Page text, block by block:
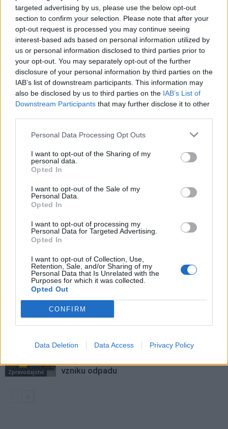
targeted advertising by us, please use the below opt-out
section to confirm your selection. Please note that after your
opt-out request is processed you may continue seeing
interest-based ads based on personal information utilized by
us or personal information disclosed to third parties prior to
your opt-out. You may separately opt-out of the further
disclosure of your personal information by third parties on the
IAB’s list of downstream participants. This information may
also be disclosed by us to third parties on the IAB’s List of
Downstream Participants that may further disclose it to other
Personal Data Processing Opt Outs
I want to opt-out of the Sharing of my
personal data.
Opted In
I want to opt-out of the Sale of my
Personal Data.
Opted In
I want to opt-out of processing my
Personal Data for Targeted Advertising.
Opted In
I want to opt-out of Collection, Use,
Retention, Sale, and/or Sharing of my
Personal Data that Is Unrelated with the
Purposes for which it was collected.
Opted Out
CONFIRM
Data Deletion Data Access Privacy Policy
TAGY cvičení elektromobil hasiči parkovací dům
Předchozí článek
Příbram hledá členy volebních
Následující článek
Blíží se nový školní rok: Policie
radí, jak připravit děti na cestu
SOUVISEJÍCÍ ČLÁNKY
VÍCE OD AUTORA
Zpravodajství
výborné podmínky. Horší voda je jen na
Živohošti
Příbram modernizuje parkovací automaty.
Přibudou i tři nové poblíž Svaté Hory
Zpravodajství
Středočeský kraj upravil pravidla soutěže.
vzniku odpadu